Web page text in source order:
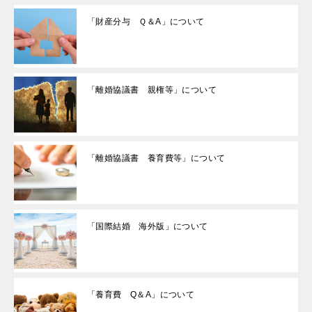
「財産分与 Ｑ＆A」について
「離婚協議書 親権等」について
「離婚協議書 養育費等」について
「国際結婚 海外版」について
「養育費 Q＆A」について